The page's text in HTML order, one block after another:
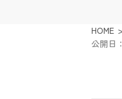
HOME
公開日